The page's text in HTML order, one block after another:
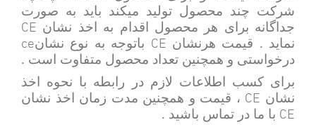
شرکت چند محصول تولید میکند باید به صورت
جداگانه برای هر محصول اقدام به اخذ نشان CE
نماید . قیمت هرنشان CE باتوجه به نوع نشانce
درخواستی و همچنین تعداد محصول متفاوت است .
برای کسب اطلاعات لازم در رابطه با نحوه اخذ
نشان CE ، قیمت و همچنین مدت زمان اخذ نشان
CE با ما در تماس باشید .